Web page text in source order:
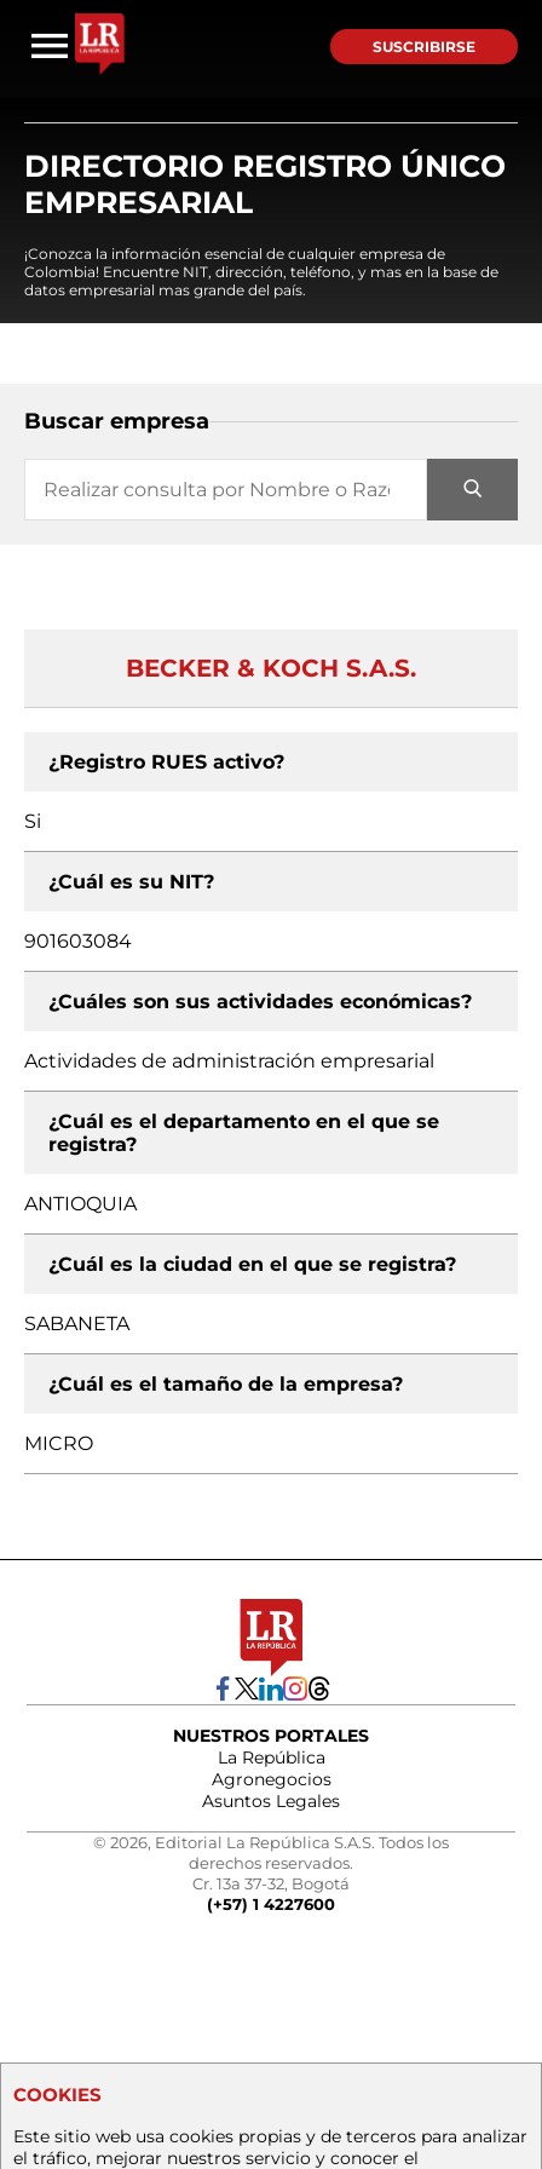
SUSCRIBIRSE
DIRECTORIO REGISTRO ÚNICO
EMPRESARIAL
¡Conozca la información esencial de cualquier empresa de
Colombia! Encuentre NIT, dirección, teléfono, y mas en la base de
datos empresarial mas grande del país.
Buscar empresa
BECKER & KOCH S.A.S.
¿Registro RUES activo?
Si
¿Cuál es su NIT?
901603084
¿Cuáles son sus actividades económicas?
Actividades de administración empresarial
¿Cuál es el departamento en el que se
registra?
ANTIOQUIA
¿Cuál es la ciudad en el que se registra?
SABANETA
¿Cuál es el tamaño de la empresa?
MICRO
NUESTROS PORTALES
La República
Agronegocios
Asuntos Legales
© 2026, Editorial La República S.A.S. Todos los
derechos reservados.
Cr. 13a 37-32, Bogotá
(+57) 1 4227600
COOKIES
Este sitio web usa cookies propias y de terceros para analizar
el tráfico, mejorar nuestros servicio y conocer el